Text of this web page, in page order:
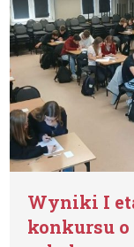
Wyniki I
konkursu o